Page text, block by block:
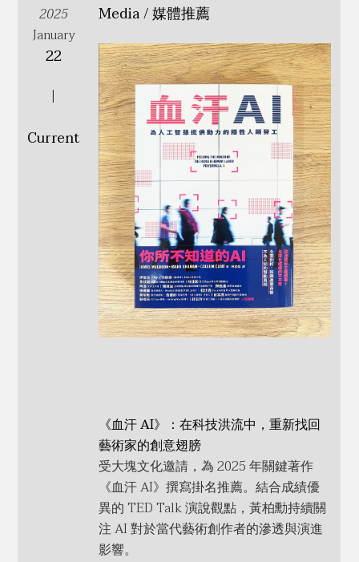
2025
January
22
|
Current
Media / 媒體推薦
《血汗 AI》：在科技洪流中，重新找回
藝術家的創意翅膀
受大塊文化邀請，為 2025 年關鍵著作
《血汗 AI》撰寫掛名推薦。結合成績優
異的 TED Talk 演說觀點，黃柏勳持續關
注 AI 對於當代藝術創作者的滲透與演進
影響。